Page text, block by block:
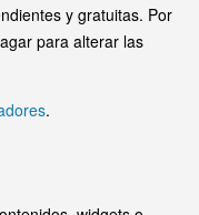
y gratuitas. Por
para alterar las
.